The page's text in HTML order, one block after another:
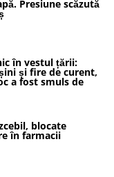
Presiune scăzută
în vestul țării:
și fire de curent,
a fost smuls de
blocate
în farmacii